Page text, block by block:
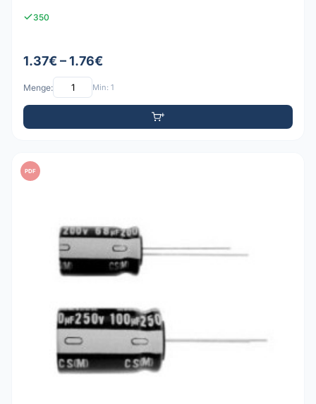
350
1.37€ – 1.76€
Menge: Min: 1
PDF